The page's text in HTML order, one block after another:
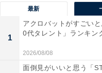
最新
1
アクロバットがすごい
0代タレント」ランキン
2026/08/08
面倒見がいいと思う「